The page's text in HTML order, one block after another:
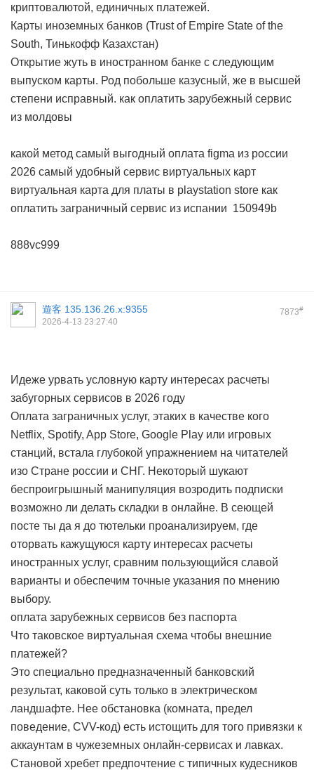
криптовалютой, единичных платежей.
Карты иноземных банков (Trust of Empire State of the
South, Тинькофф Казахстан)
Открытие жуть в иностранном банке с следующим
выпуском карты. Род побольше казусный, же в высшей
степени исправный. как оплатить зарубежный сервис
из молдовы
какой метод самый выгодный оплата figma из россии
2026 самый удобный сервис виртуальных карт
виртуальная карта для платы в playstation store как
оплатить заграничный сервис из испании 150949b
888vc999
7873#
遊客 135.136.26.x:9355
2026-4-13 23:27:40
Идеже урвать условную карту интересах расчеты
забугорных сервисов в 2026 году
Оплата заграничных услуг, этаких в качестве кого
Netflix, Spotify, App Store, Google Play или игровых
станций, встала глубокой упражнением на читателей
изо Стране россии и СНГ. Некоторый шукают
беспроигрышный манипуляция возродить подписки
возможно ли делать складки в онлайне. В сеющей
посте ты да я до тютельки проанализируем, где
оторвать кажущуюся карту интересах расчеты
иностранных услуг, сравним пользующийся славой
варианты и обеспечим точные указания по мнению
выбору.
оплата зарубежных сервисов без паспорта
Что таковское виртуальная схема чтобы внешние
платежей?
Это специально предназначенный банковский
результат, каковой суть только в электрическом
ландшафте. Нее обстановка (комната, предел
поведение, CVV-код) есть истощить для того привязки к
аккаунтам в чужеземных онлайн-сервисах и лавках.
Становой хребет предпочтение с типичных кудесников